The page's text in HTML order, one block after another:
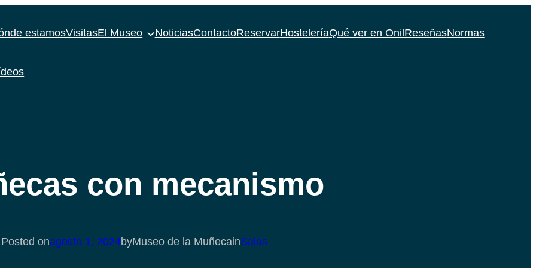
estamosVisitasEl Museo NoticiasContactoReservarHosteleríaQué ver en OnilReseñasNormas
con mecanismo
Posted onagosto 1, 2024byMuseo de la MuñecainSalas